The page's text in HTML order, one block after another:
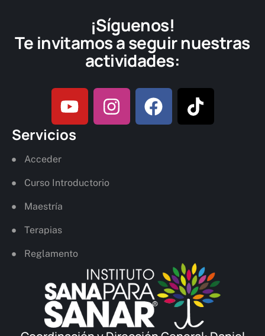
¡Síguenos!
Te invitamos a seguir nuestras
actividades:
Servicios
Acceder
Curso Introductorio
Maestría
Terapias
Reglamento